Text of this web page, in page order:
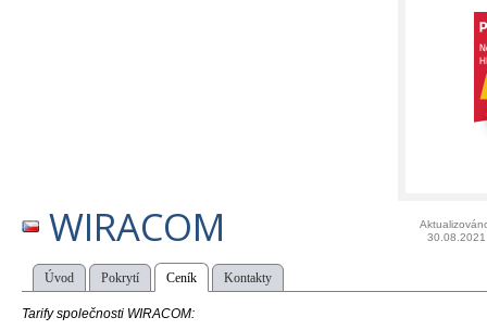
WIRACOM
30.08.2021
Úvod Pokrytí Ceník Kontakty
Tarify společnosti WIRACOM: